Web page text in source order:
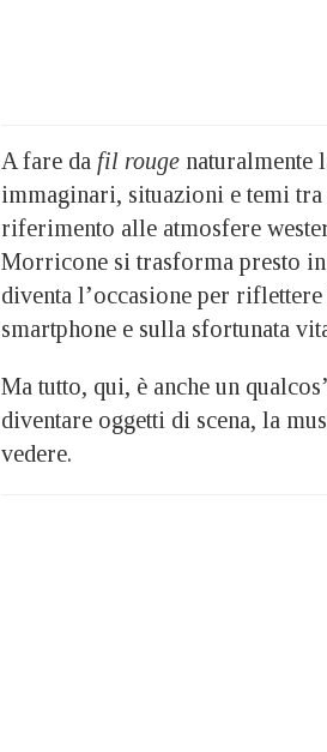
A fare da fil rouge naturalmente
immaginari, situazioni e temi
riferimento alle atmosfere
Morricone si trasforma presto in
diventa l’occasione per
smartphone e sulla sfortunata
Ma tutto, qui, è anche un
diventare oggetti di scena, la
vedere.